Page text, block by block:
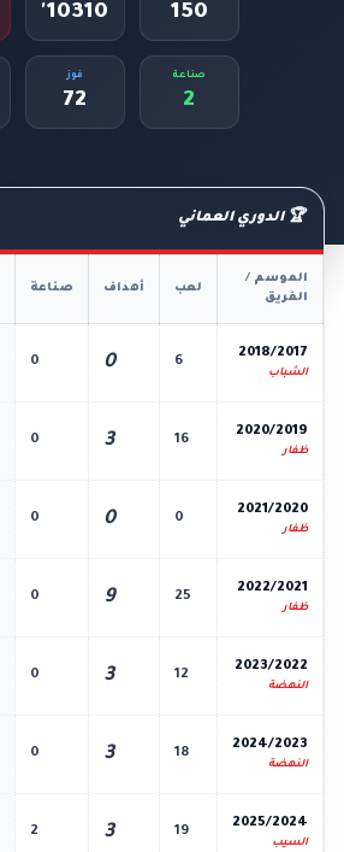
150
10310'
صناعة
2
فوز
72
🏆 الدوري العماني
الموسم /
الفريق
لعب أهداف صناعة
2018/2017
الشباب
6
0
0
2020/2019
ظفار
16
3
0
2021/2020
ظفار
0
0
0
2022/2021
ظفار
25
9
0
2023/2022
النهضة
12
3
0
2024/2023
النهضة
18
3
0
2025/2024
السيب
19
3
2